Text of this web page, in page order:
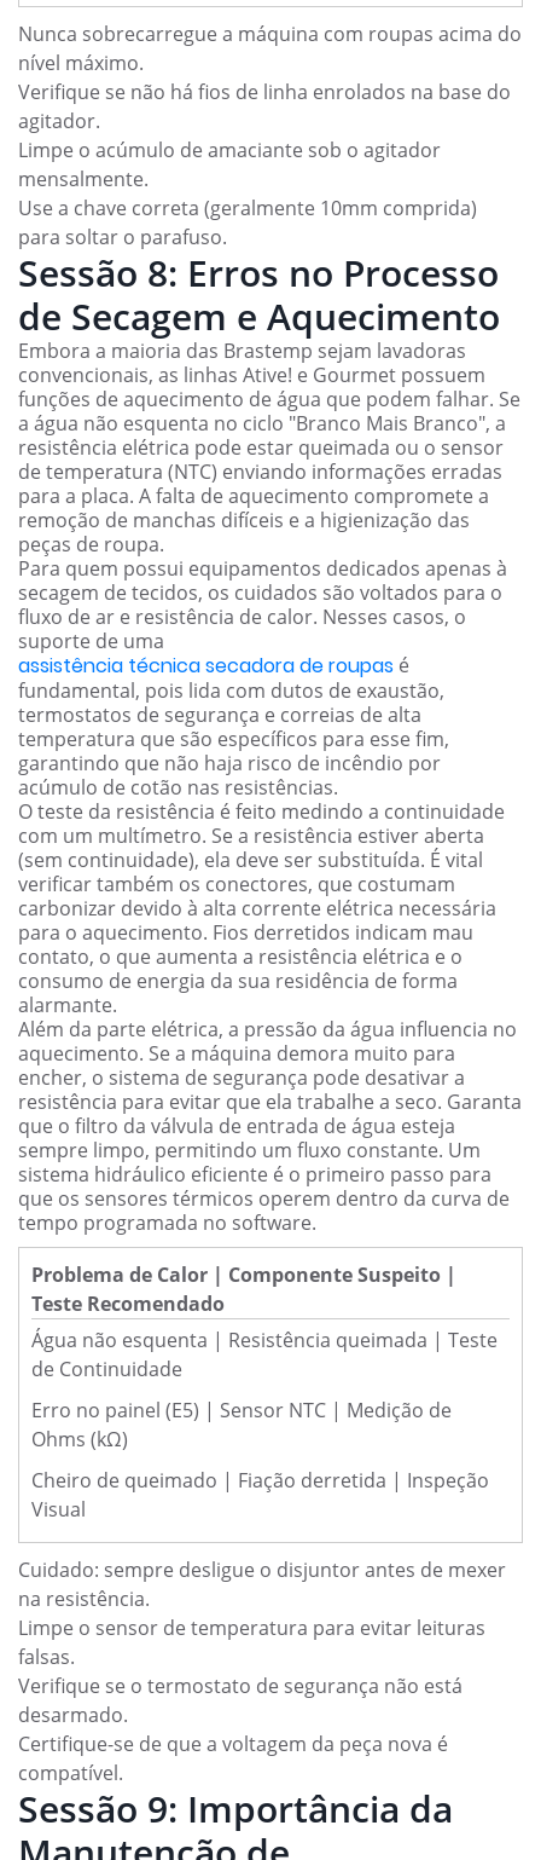
Nunca sobrecarregue a máquina com roupas acima do
nível máximo.
Verifique se não há fios de linha enrolados na base do
agitador.
Limpe o acúmulo de amaciante sob o agitador
mensalmente.
Use a chave correta (geralmente 10mm comprida)
para soltar o parafuso.
Sessão 8: Erros no Processo
de Secagem e Aquecimento
Embora a maioria das Brastemp sejam lavadoras
convencionais, as linhas Ative! e Gourmet possuem
funções de aquecimento de água que podem falhar. Se
a água não esquenta no ciclo "Branco Mais Branco", a
resistência elétrica pode estar queimada ou o sensor
de temperatura (NTC) enviando informações erradas
para a placa. A falta de aquecimento compromete a
remoção de manchas difíceis e a higienização das
peças de roupa.
Para quem possui equipamentos dedicados apenas à
secagem de tecidos, os cuidados são voltados para o
fluxo de ar e resistência de calor. Nesses casos, o
suporte de uma
assistência técnica secadora de roupas é
fundamental, pois lida com dutos de exaustão,
termostatos de segurança e correias de alta
temperatura que são específicos para esse fim,
garantindo que não haja risco de incêndio por
acúmulo de cotão nas resistências.
O teste da resistência é feito medindo a continuidade
com um multímetro. Se a resistência estiver aberta
(sem continuidade), ela deve ser substituída. É vital
verificar também os conectores, que costumam
carbonizar devido à alta corrente elétrica necessária
para o aquecimento. Fios derretidos indicam mau
contato, o que aumenta a resistência elétrica e o
consumo de energia da sua residência de forma
alarmante.
Além da parte elétrica, a pressão da água influencia no
aquecimento. Se a máquina demora muito para
encher, o sistema de segurança pode desativar a
resistência para evitar que ela trabalhe a seco. Garanta
que o filtro da válvula de entrada de água esteja
sempre limpo, permitindo um fluxo constante. Um
sistema hidráulico eficiente é o primeiro passo para
que os sensores térmicos operem dentro da curva de
tempo programada no software.
Problema de Calor | Componente Suspeito |
Teste Recomendado
Água não esquenta | Resistência queimada | Teste
de Continuidade
Erro no painel (E5) | Sensor NTC | Medição de
Ohms (kΩ)
Cheiro de queimado | Fiação derretida | Inspeção
Visual
Cuidado: sempre desligue o disjuntor antes de mexer
na resistência.
Limpe o sensor de temperatura para evitar leituras
falsas.
Verifique se o termostato de segurança não está
desarmado.
Certifique-se de que a voltagem da peça nova é
compatível.
Sessão 9: Importância da